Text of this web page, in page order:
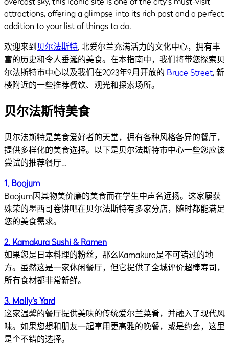
欢迎来到贝尔法斯特, 北爱尔兰充满活力的文化中心，拥有丰
富的历史和令人垂涎的美食。在本指南中，我们将带您探索贝
尔法斯特市中心以及我们在2023年9月开放的 Bruce Street, 新
楼附近的一些推荐餐饮、观光和探索场所。
贝尔法斯特美食
贝尔法斯特是美食爱好者的天堂，拥有各种风格各异的餐厅，
提供多样化的美食选择。以下是贝尔法斯特市中心一些您应该
尝试的推荐餐厅…
1. Boojum
Boojum因其物美价廉的美食而在学生中声名远扬。这家屡获
殊荣的墨西哥卷饼吧在贝尔法斯特有多家分店，随时都能满足
您的美食需求。
2. Kamakura Sushi & Ramen
如果您是日本料理的粉丝，那么Kamakura是不可错过的地
方。虽然这是一家休闲餐厅，但它提供了全城评价超棒寿司，
所有食材都非常新鲜。
3. Molly’s Yard
这家温馨的餐厅提供美味的传统爱尔兰菜肴，并融入了现代风
味。如果您想和朋友一起享用更高雅的晚餐，或是约会，这里
是个不错的选择。